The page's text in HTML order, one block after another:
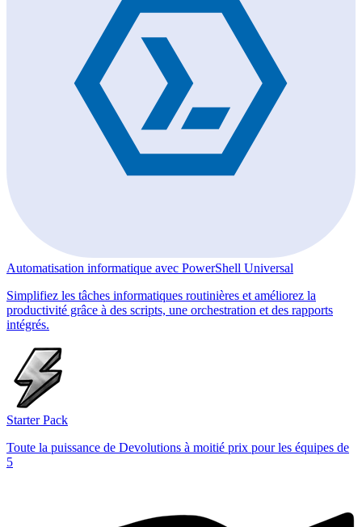
Automatisation informatique avec PowerShell Universal
Simplifiez les tâches informatiques routinières et améliorez la
productivité grâce à des scripts, une orchestration et des rapports
intégrés.
Starter Pack
Toute la puissance de Devolutions à moitié prix pour les équipes de
5